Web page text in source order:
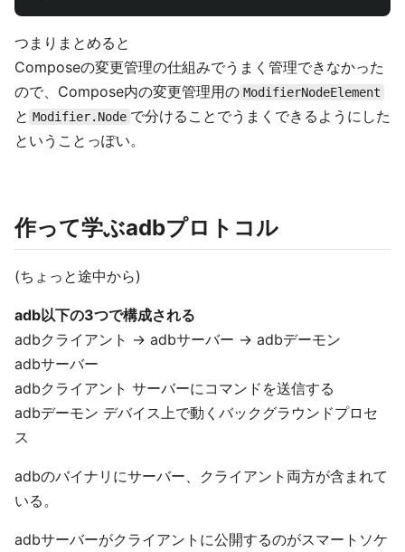
つまりまとめると
Composeの変更管理の仕組みでうまく管理できなかった
ので、Compose内の変更管理用の ModifierNodeElement
と Modifier.Node で分けることでうまくできるようにした
ということっぽい。
作って学ぶadbプロトコル
(ちょっと途中から)
adb以下の3つで構成される
adbクライアント -> adbサーバー -> adbデーモン
adbサーバー
adbクライアント サーバーにコマンドを送信する
adbデーモン デバイス上で動くバックグラウンドプロセ
ス
adbのバイナリにサーバー、クライアント両方が含まれて
いる。
adbサーバーがクライアントに公開するのがスマートソケ